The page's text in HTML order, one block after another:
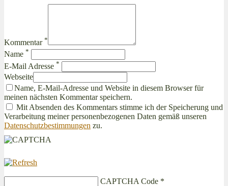
Kommentar *
Name *
E-Mail Adresse *
Webseite
Name, E-Mail-Adresse und Website in diesem Browser für
meinen nächsten Kommentar speichern.
Mit Absenden des Kommentars stimme ich der Speicherung und
Verarbeitung meiner personenbezogenen Daten gemäß unseren
Datenschutzbestimmungen zu.
CAPTCHA Code *